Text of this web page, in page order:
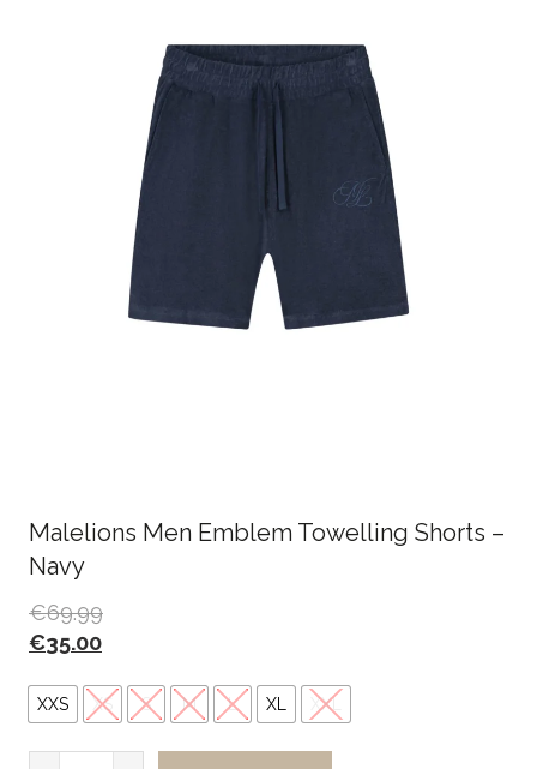
Malelions Men Emblem Towelling Shorts –
Navy
€69.99
€35.00
XXS XS S M L XL XXL